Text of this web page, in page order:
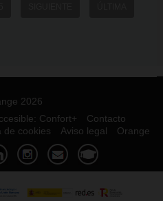
2026
Confort+
Contacto
de cookies Aviso legal Orange